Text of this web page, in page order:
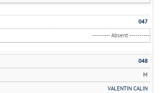
047
--------- Absent ----------
048
M
VALENTIN CALIN